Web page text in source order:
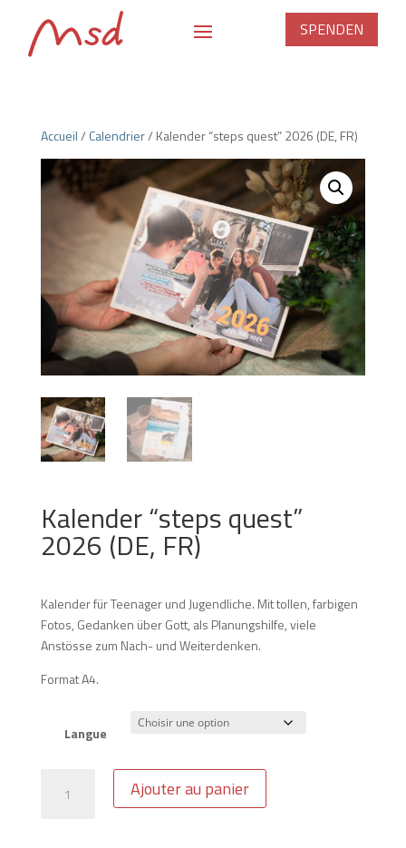
SPENDEN
Accueil/ Calendrier/ Kalender “steps quest” 2026 (DE, FR)
Kalender “steps quest”
2026 (DE, FR)
Kalender für Teenager und Jugendliche. Mit tollen, farbigen
Fotos, Gedanken über Gott, als Planungshilfe, viele
Anstösse zum Nach- und Weiterdenken.
Format A4.
Langue
Ajouter au panier